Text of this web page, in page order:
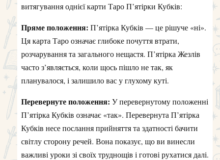
витягування однієї карти Таро П’ятірки Кубків:
Пряме положення: П’ятірка Кубків — це рішуче «ні».
Ця карта Таро означає глибоке почуття втрати,
розчарування та загального нещастя. П’ятірка Жезлів
часто з’являється, коли щось пішло не так, як
планувалося, і залишило вас у глухому куті.
Перевернуте положення: У перевернутому положенні
П’ятірка Кубків означає «так». Перевернута П’ятірка
Кубків несе послання прийняття та здатності бачити
світлу сторону речей. Вона показує, що ви винесли
важливі уроки зі своїх труднощів і готові рухатися далі.